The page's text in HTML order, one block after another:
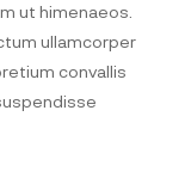
ut himenaeos.
ullamcorper
convallis